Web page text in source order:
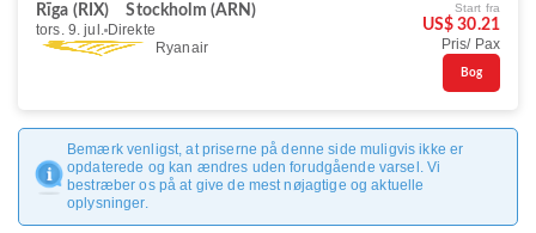
Rīga (RIX)
Stockholm (ARN)
tors. 9. jul. Direkte
Ryanair
Start fra
US$ 30.21
Pris/ Pax
Bog
Bemærk venligst, at priserne på denne side muligvis ikke er
opdaterede og kan ændres uden forudgående varsel. Vi
bestræber os på at give de mest nøjagtige og aktuelle
oplysninger.